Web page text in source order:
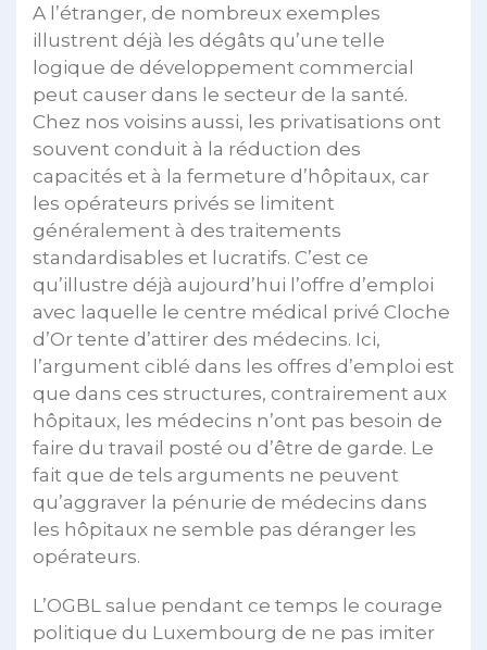
A l’étranger, de nombreux exemples
illustrent déjà les dégâts qu’une telle
logique de développement commercial
peut causer dans le secteur de la santé.
Chez nos voisins aussi, les privatisations ont
souvent conduit à la réduction des
capacités et à la fermeture d’hôpitaux, car
les opérateurs privés se limitent
généralement à des traitements
standardisables et lucratifs. C’est ce
qu’illustre déjà aujourd’hui l’offre d’emploi
avec laquelle le centre médical privé Cloche
d’Or tente d’attirer des médecins. Ici,
l’argument ciblé dans les offres d’emploi est
que dans ces structures, contrairement aux
hôpitaux, les médecins n’ont pas besoin de
faire du travail posté ou d’être de garde. Le
fait que de tels arguments ne peuvent
qu’aggraver la pénurie de médecins dans
les hôpitaux ne semble pas déranger les
opérateurs.
L’OGBL salue pendant ce temps le courage
politique du Luxembourg de ne pas imiter